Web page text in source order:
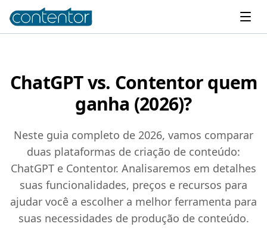
ChatGPT vs. Contentor quem
ganha (2026)?
Neste guia completo de 2026, vamos comparar
duas plataformas de criação de conteúdo:
ChatGPT e Contentor. Analisaremos em detalhes
suas funcionalidades, preços e recursos para
ajudar você a escolher a melhor ferramenta para
suas necessidades de produção de conteúdo.